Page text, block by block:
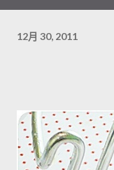
12月 30, 2011